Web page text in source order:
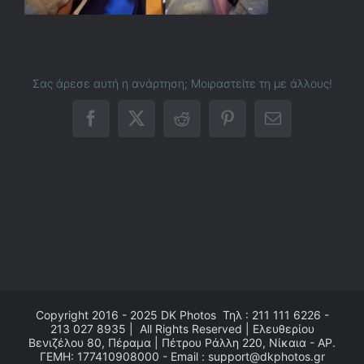
Σας άρεσε αυτή η ανάρτηση; Μοιραστείτε τη με άλλους!
Facebook
X RedditPinterestEmail
Copyright 2016 - 2025 DK PhotosΤηλ : 211 111 6226 -
213 027 8935 | All Rights Reserved | Ελευθερίου
Βενιζέλου 80, Πέραμα | Πέτρου Ράλλη 220, Νίκαια - ΑΡ.
ΓΕΜΗ: 177410908000 - Email : support@dkphotos.gr